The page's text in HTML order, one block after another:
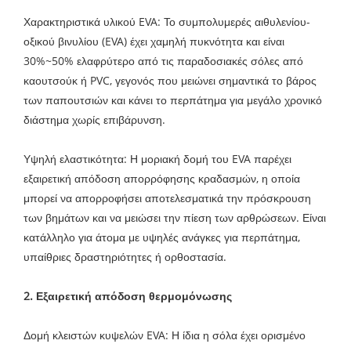
Χαρακτηριστικά υλικού EVA: Το συμπολυμερές αιθυλενίου-
οξικού βινυλίου (EVA) έχει χαμηλή πυκνότητα και είναι
30%~50% ελαφρύτερο από τις παραδοσιακές σόλες από
καουτσούκ ή PVC, γεγονός που μειώνει σημαντικά το βάρος
των παπουτσιών και κάνει το περπάτημα για μεγάλο χρονικό
διάστημα χωρίς επιβάρυνση.
Υψηλή ελαστικότητα: Η μοριακή δομή του EVA παρέχει
εξαιρετική απόδοση απορρόφησης κραδασμών, η οποία
μπορεί να απορροφήσει αποτελεσματικά την πρόσκρουση
των βημάτων και να μειώσει την πίεση των αρθρώσεων. Είναι
κατάλληλο για άτομα με υψηλές ανάγκες για περπάτημα,
υπαίθριες δραστηριότητες ή ορθοστασία.
2. Εξαιρετική απόδοση θερμομόνωσης
Δομή κλειστών κυψελών EVA: Η ίδια η σόλα έχει ορισμένο